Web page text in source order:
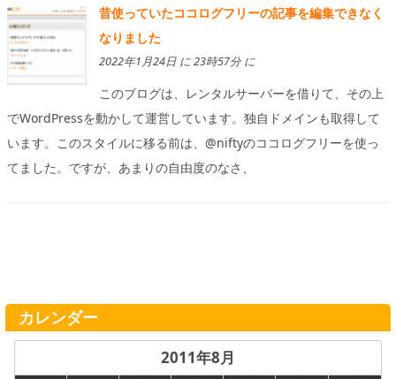
昔使っていたココログフリーの記事を編集できなく
なりました
2022年1月24日 に 23時57分 に
このブログは、レンタルサーバーを借りて、その上
でWordPressを動かして運営しています。独自ドメインも取得して
います。このスタイルに移る前は、@niftyのココログフリーを使っ
てました。ですが、あまりの自由度のなさ、
カレンダー
2011年8月